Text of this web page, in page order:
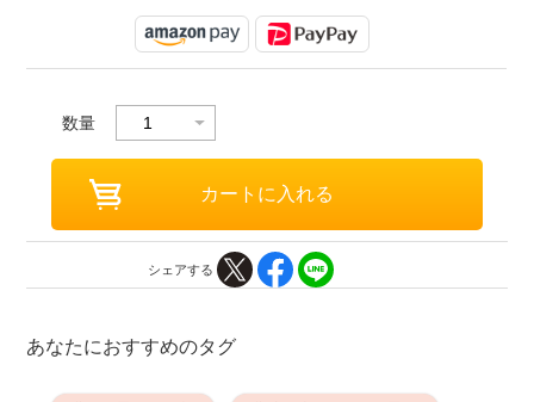
数量
シェアする
あなたにおすすめのタグ